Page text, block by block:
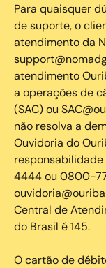
Para quaisquer
de suporte, o
atendimento da
atendimento
a operações de
(SAC) ou
não resolva a
Ouvidoria do
4444 ou 0800-
Central de
do Brasil é 145.
O cartão de